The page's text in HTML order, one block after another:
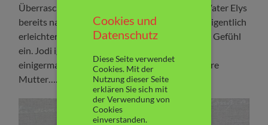
Überraschenderweise frisst Jodis schwieriger Vater Elys
bereits nach kurzer Zeit aus der Hand. Jodi ist eigentlich
erleichtert, doch bald schleicht sich ein ungutes Gefühl
ein. Jodi ignoriert es, denn alles läuft gerade
einigermaßen gut. Doch dann stirbt plötzlich ihre
Mutter….
Cookies und
Datenschutz
Diese Seite verwendet
Cookies. Mit der
Nutzung dieser Seite
erklären Sie sich mit
der Verwendung von
Cookies
einverstanden.